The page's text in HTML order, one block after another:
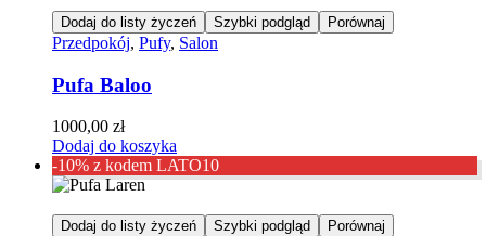
Dodaj do listy życzeń Szybki podgląd Porównaj
Przedpokój, Pufy, Salon
Pufa Baloo
1000,00 zł
Dodaj do koszyka
-10% z kodem LATO10
Dodaj do listy życzeń Szybki podgląd Porównaj